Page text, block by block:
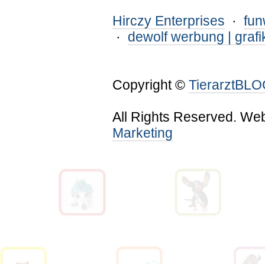
Hirczy Enterprises ·
· dewolf werbung |
Copyright ©
All Rights Reserved.
Marketing